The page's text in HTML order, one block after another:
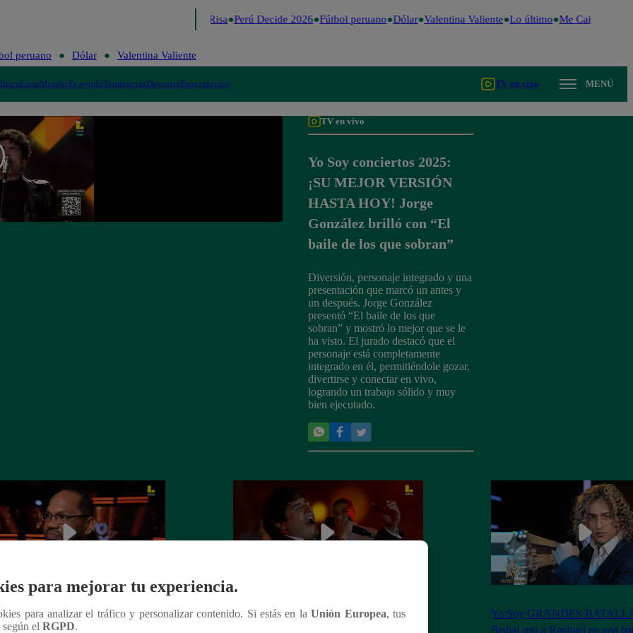
Me Caigo de Risa Perú Decide 2026 Fútbol peruano Dólar Valentina Valiente Lo último Me Caigo de Risa
peruano Dólar Valentina Valiente
LimaMundoTe ayudoTendenciasDeportesEspectáculos TV en vivo MENÚ
TV en vivo
Yo Soy conciertos 2025:
¡SU MEJOR VERSIÓN
HASTA HOY! Jorge
González brilló con “El
baile de los que sobran”
Diversión, personaje integrado y una
presentación que marcó un antes y
un después. Jorge González
presentó “El baile de los que
sobran” y mostró lo mejor que se le
ha visto. El jurado destacó que el
personaje está completamente
integrado en él, permitiéndole gozar,
divertirse y conectar en vivo,
logrando un trabajo sólido y muy
bien ejecutado.
GRANDES BATALLAS: ¡Andy
va con todo, pero Pedro Infante
Yo Soy GRANDES BATALLAS:
Yo Soy GRANDES
Bisbal reta a Raphael en una
para mejorar tu experiencia.
para analizar el tráfico y personalizar contenido. Si estás en laUnión Europea, tus
según el RGPD.